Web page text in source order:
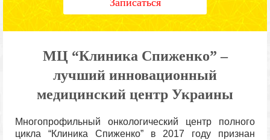
Записаться
МЦ “Клиника Спиженко” –
лучший инновационный
медицинский центр Украины
Многопрофильный онкологический центр полного
цикла “Клиника Спиженко” в 2017 году признан